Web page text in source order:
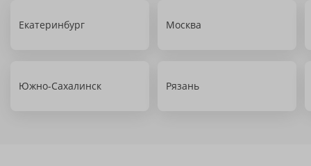
Екатеринбург Москва
Южно-Сахалинск Рязань